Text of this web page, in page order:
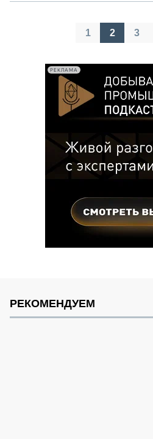
Пагинация
1 2 3
РЕКЛАМА
РЕКОМЕНДУЕМ